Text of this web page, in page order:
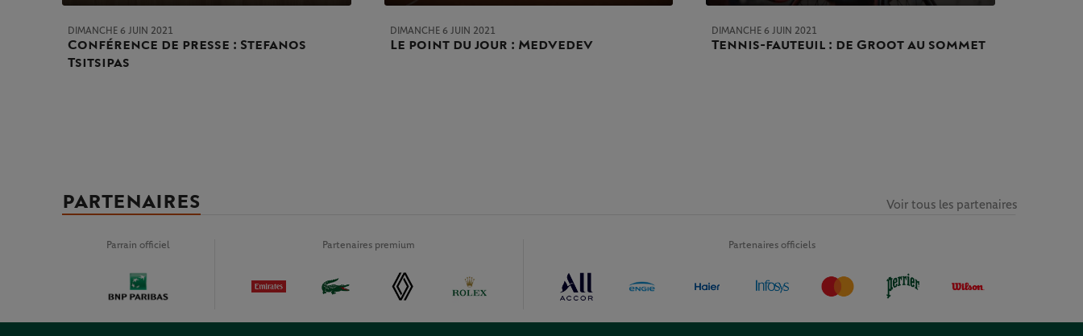
DIMANCHE 6 JUIN 2021
Conférence de presse : Stefanos
Tsitsipas
DIMANCHE 6 JUIN 2021
Le point du jour : Medvedev
DIMANCHE 6 JUIN 2021
Tennis-fauteuil : de Groot au sommet
PARTENAIRES
Parrain officiel Partenaires premium Partenaires officiels
Voir tous les partenaires